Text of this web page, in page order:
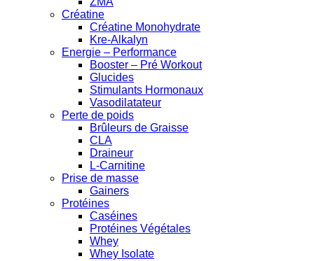
Créatine
Créatine Monohydrate
Kre-Alkalyn
Energie – Performance
Booster – Pré Workout
Glucides
Stimulants Hormonaux
Vasodilatateur
Perte de poids
Brûleurs de Graisse
CLA
Draineur
L-Carnitine
Prise de masse
Gainers
Protéines
Caséines
Protéines Végétales
Whey
Whey Isolate